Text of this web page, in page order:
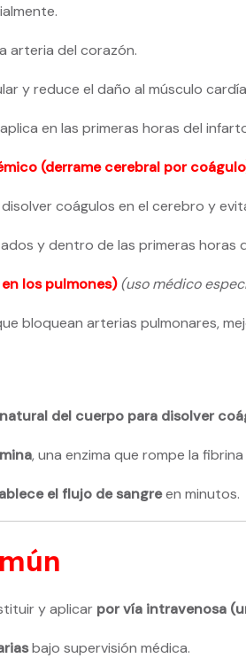
arteria del corazón.
y reduce el daño al músculo
en las primeras horas del
(derrame cerebral por
coágulos en el cerebro y
y dentro de las primeras horas
los pulmones) (uso médico
bloquean arterias pulmonares,
del cuerpo para disolver
, una enzima que rompe la
el flujo de sangreen minutos.
y aplicar por vía intravenosa
bajo supervisión médica.